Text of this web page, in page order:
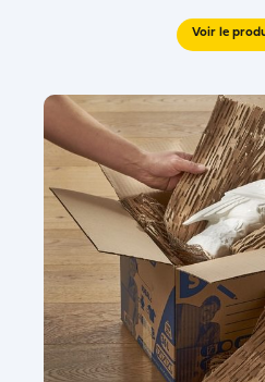
Voir le